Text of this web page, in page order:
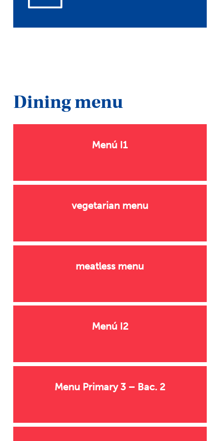
Dining menu
Menú I1
vegetarian menu
meatless menu
Menú I2
Menu Primary 3 – Bac. 2